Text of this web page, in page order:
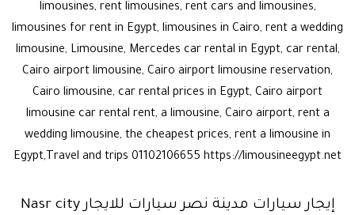
limousines, rent limousines, rent cars and limousines,
limousines for rent in Egypt, limousines in Cairo, rent a wedding
limousine, Limousine, Mercedes car rental in Egypt, car rental,
Cairo airport limousine, Cairo airport limousine reservation,
Cairo limousine, car rental prices in Egypt, Cairo airport
limousine car rental rent, a limousine, Cairo airport, rent a
wedding limousine, the cheapest prices, rent a limousine in
Egypt,Travel and trips 01102106655 https://limousineegypt.net
إيجار سيارات مدينة نصر سيارات للايجار Nasr city